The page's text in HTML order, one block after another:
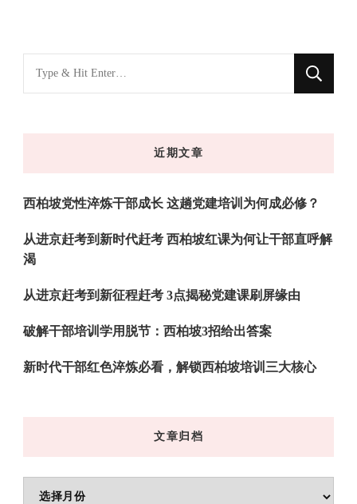
什
近期文章
西柏坡党性淬炼干部成长 这趟党建培训为何成必修？
从进京赶考到新时代赶考 西柏坡红课为何让干部直呼解
渴
从进京赶考到新征程赶考 3点揭秘党建课刷屏缘由
破解干部培训学用脱节：西柏坡3招给出答案
新时代干部红色淬炼必看，解锁西柏坡培训三大核心
文章归档